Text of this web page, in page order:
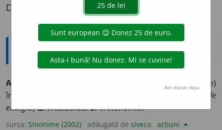
Definiția cu ID-ul 170898:
Sinonime
ACUMUL
a (se) aduna, a (se) concentra, a (se)
înmagazina, a (se) strânge.
(A ~ o mare cantitate de
energie.)2.v.tezauriza.3.v.economisi.
sursa: Sinonime (2002) adăugată de siveco acțiuni
Am donat deja.